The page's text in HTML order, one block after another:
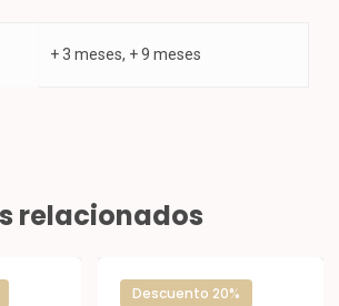
+ 3 meses, + 9 meses
relacionados
Descuento 20%